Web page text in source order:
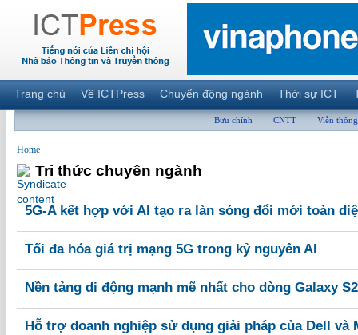
Trang chủ Về ICTPress Chuyển động ngành Thời sự ICT
Bưu chính CNTT Viễn thông
Home
Tri thức chuyên ngành
5G-A kết hợp với AI tạo ra làn sóng đổi mới toàn
Tối đa hóa giá trị mạng 5G trong kỷ nguyên AI
Nền tảng di động mạnh mẽ nhất cho dòng Galaxy
Hỗ trợ doanh nghiệp sử dụng giải pháp của Dell và